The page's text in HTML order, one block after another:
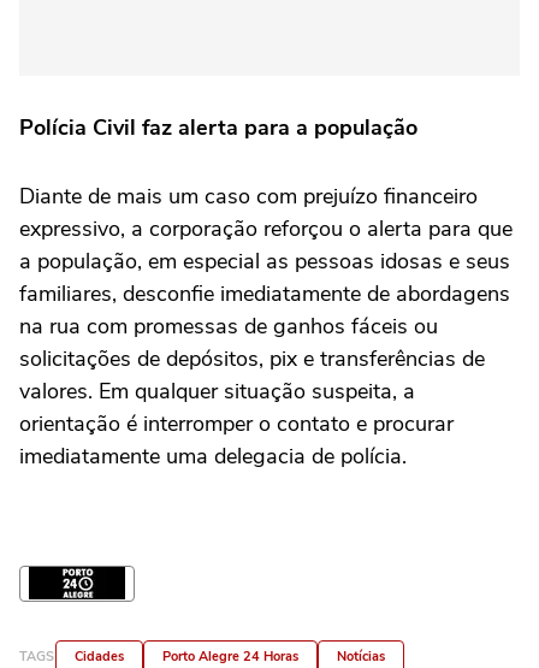
Polícia Civil faz alerta para a população
Diante de mais um caso com prejuízo financeiro
expressivo, a corporação reforçou o alerta para que
a população, em especial as pessoas idosas e seus
familiares, desconfie imediatamente de abordagens
na rua com promessas de ganhos fáceis ou
solicitações de depósitos, pix e transferências de
valores. Em qualquer situação suspeita, a
orientação é interromper o contato e procurar
imediatamente uma delegacia de polícia.
TAGS Cidades Porto Alegre 24 Horas Notícias